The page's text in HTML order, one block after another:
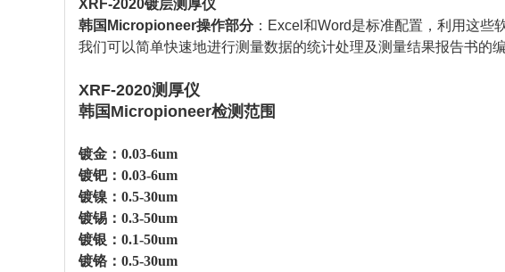
XRF-2020镀层测厚仪
韩国Micropioneer操作部分：Excel和Word是标准配置，利用这些
我们可以简单快速地进行测量数据的统计处理及测量结果报告书的
XRF-2020测厚仪
韩国Micropioneer检测范围
镀金：0.03-6um
镀钯：0.03-6um
镀镍：0.5-30um
镀锡：0.3-50um
镀银：0.1-50um
镀铬：0.5-30um